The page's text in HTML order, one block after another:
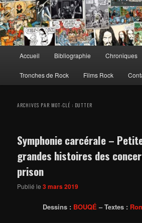
principal
Accueil Bibliographie Chroniques
Tronches de Rock Films Rock
ARCHIVES PAR MOT-CLÉ : DUTTER
Symphonie carcérale –
grandes histoires des
prison
Publié le3 mars 2019
Dessins : BOUQÉ – Textes :